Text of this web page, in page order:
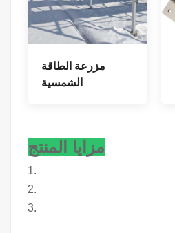
مزرعة الطاقة
الشمسية
مزايا المنتج
1.
2.
3.